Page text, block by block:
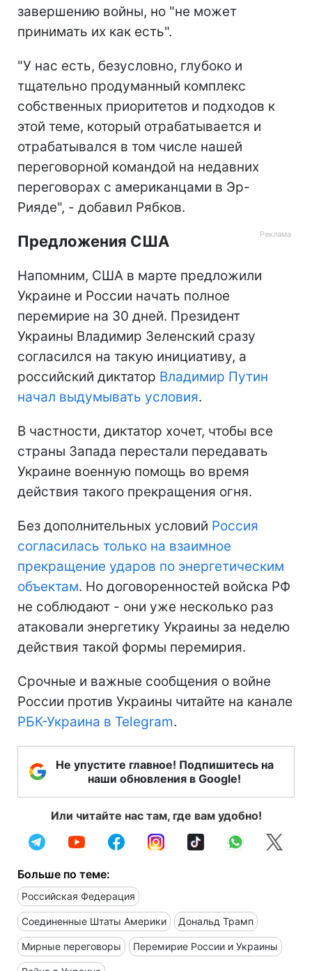
завершению войны, но "не может
принимать их как есть".
"У нас есть, безусловно, глубоко и
тщательно продуманный комплекс
собственных приоритетов и подходов к
этой теме, который отрабатывается и
отрабатывался в том числе нашей
переговорной командой на недавних
переговорах с американцами в Эр-
Рияде", - добавил Рябков.
Предложения США
Напомним, США в марте предложили
Украине и России начать полное
перемирие на 30 дней. Президент
Украины Владимир Зеленский сразу
согласился на такую инициативу, а
российский диктатор Владимир Путин
начал выдумывать условия.
В частности, диктатор хочет, чтобы все
страны Запада перестали передавать
Украине военную помощь во время
действия такого прекращения огня.
Без дополнительных условий Россия
согласилась только на взаимное
прекращение ударов по энергетическим
объектам. Но договоренностей войска РФ
не соблюдают - они уже несколько раз
атаковали энергетику Украины за неделю
действия такой формы перемирия.
Срочные и важные сообщения о войне
России против Украины читайте на канале
РБК-Украина в Telegram.
Не упустите главное! Подпишитесь на
наши обновления в Google!
Или читайте нас там, где вам удобно!
Больше по теме:
Российская Федерация
Соединенные Штаты Америки Дональд Трамп
Мирные переговоры Перемирие России и Украины